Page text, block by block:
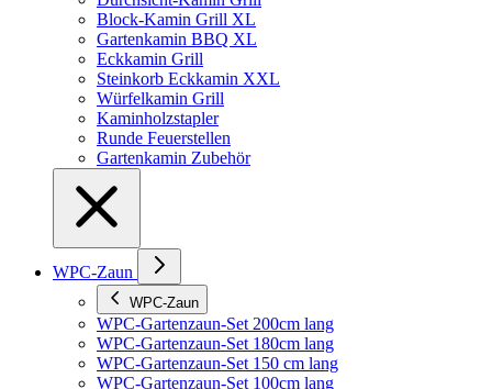
Block-Kamin Grill XL
Gartenkamin BBQ XL
Eckkamin Grill
Steinkorb Eckkamin XXL
Würfelkamin Grill
Kaminholzstapler
Runde Feuerstellen
Gartenkamin Zubehör
WPC-Zaun
WPC-Zaun
WPC-Gartenzaun-Set 200cm lang
WPC-Gartenzaun-Set 180cm lang
WPC-Gartenzaun-Set 150 cm lang
WPC-Gartenzaun-Set 100cm lang